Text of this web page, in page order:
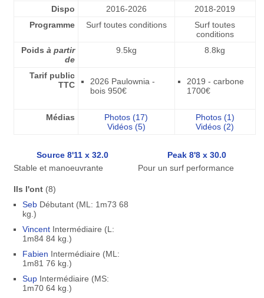
Dispo 2016-2026
2018-2019
Programme
Surf toutes conditions
Surf toutes
conditions
Poids à partir
de
9.5kg 8.8kg
Tarif public
TTC
2026 Paulownia -
bois 950€
2019 - carbone
1700€
Médias
Photos (17)
Vidéos (5)
Photos (1)
Vidéos (2)
Source 8'11 x 32.0
Peak 8'8 x 30.0
Stable et manoeuvrante
Pour un surf performance
Ils l'ont(8)
SebDébutant (ML: 1m73 68
kg.)
VincentIntermédiaire (L:
1m84 84 kg.)
Fabien Intermédiaire (ML:
1m81 76 kg.)
SupIntermédiaire (MS:
1m70 64 kg.)